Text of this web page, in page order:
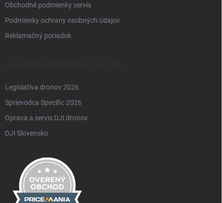
Obchodné podmienky servis
Podmienky ochrany osobných údajov
Reklamačný poriadok
Legislatíva dronov 2026
Sprievodca Specific 2026
Oprava a servis DJI dronov
DJI Slovensko